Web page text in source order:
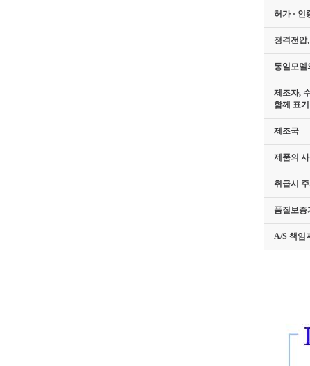
허가 · 인
정격전압
동일모델
제조자,
함께 표기
제조국
제품의
취급시
품질보증
A/S 책임